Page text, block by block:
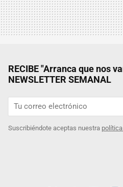
RECIBE "Arranca que nos
NEWSLETTER SEMANAL
Suscribiéndote aceptas nuestra